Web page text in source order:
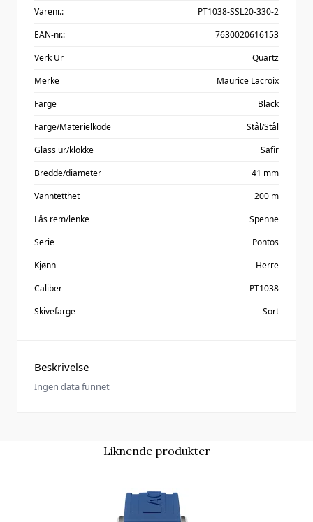
Beskrivelse
Ingen data funnet
Varenr.:
PT1038-SSL20-330-2
EAN-nr.:
7630020616153
Verk Ur
Quartz
Merke
Maurice Lacroix
Farge
Black
Farge/Materielkode
Stål/Stål
Glass ur/klokke
Safir
Bredde/diameter
41 mm
Vanntetthet
200 m
Lås rem/lenke
Spenne
Serie
Pontos
Kjønn
Herre
Caliber
PT1038
Skivefarge
Sort
Liknende produkter